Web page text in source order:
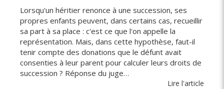
Lorsqu'un héritier renonce à une succession, ses
propres enfants peuvent, dans certains cas, recueillir
sa part à sa place : c'est ce que l'on appelle la
représentation. Mais, dans cette hypothèse, faut-il
tenir compte des donations que le défunt avait
consenties à leur parent pour calculer leurs droits de
succession ? Réponse du juge…
Lire l'article